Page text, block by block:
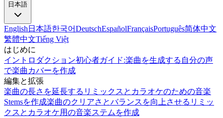
日本語
English 日本語한국어DeutschEspañolFrançaisPortuguês简体中文
繁體中文Tiếng Việt
はじめに
イントロダクション初心者ガイド:楽曲を生成する 自分の声
で楽曲カバーを作成
編集と拡張
楽曲の長さを延長する リミックスとカラオケのための音楽
Stemsを作成楽曲のクリアさとバランスを向上させる リミッ
クスとカラオケ用の音楽ステムを作成